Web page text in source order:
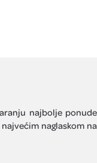
najbolje ponude
naglaskom na